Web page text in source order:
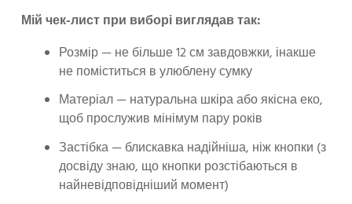
Мій чек-лист при виборі виглядав так:
Розмір — не більше 12 см завдовжки, інакше
не поміститься в улюблену сумку
Матеріал — натуральна шкіра або якісна еко,
щоб прослужив мінімум пару років
Застібка — блискавка надійніша, ніж кнопки (з
досвіду знаю, що кнопки розстібаються в
найневідповідніший момент)